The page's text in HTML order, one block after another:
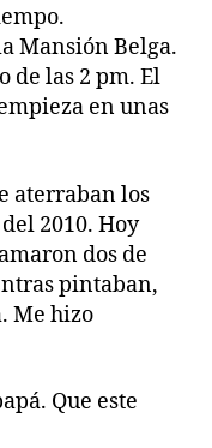
Mansión Belga.
de las 2 pm. El
en unas
aterraban los
2010. Hoy
dos de
pintaban,
Me hizo
Que este